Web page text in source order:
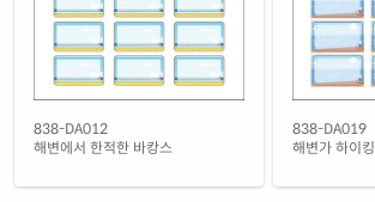
838-DA012
해변에서 한적한 바캉스
838-DA019
해변가 하이킹